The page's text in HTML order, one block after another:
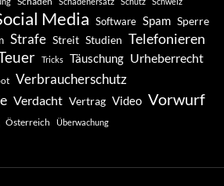
Media Software Spam Sperre
Strafe Streit Studien Telefonieren
Tricks Täuschung Urheberrecht
Verbraucherschutz
Verdacht Vertrag Video Vorwurf
Österreich Überwachung